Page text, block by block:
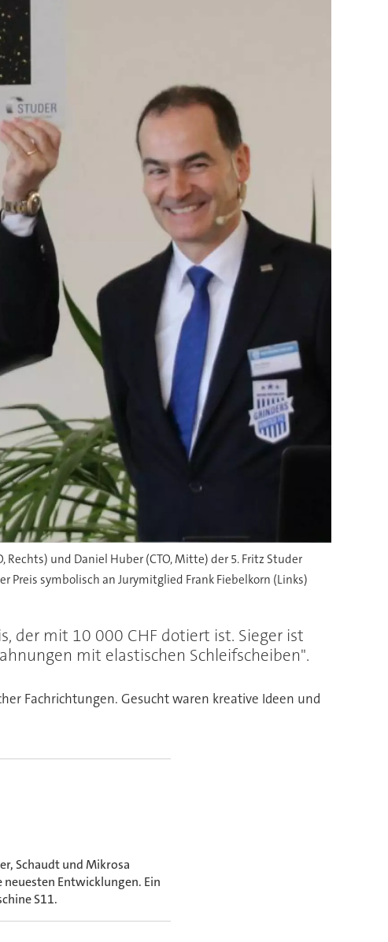
und Daniel Huber (CTO, Mitte) der 5. Fritz Studer
Preis symbolisch an Jurymitglied Frank Fiebelkorn (Links)
der mit 10 000 CHF dotiert ist. Sieger ist
mit elastischen Schleifscheiben".
Fachrichtungen. Gesucht waren kreative Ideen und
Schaudt und Mikrosa
Entwicklungen. Ein
S11.